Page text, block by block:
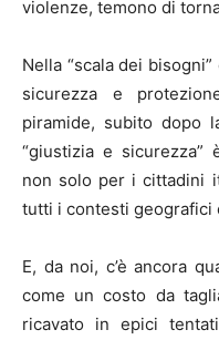
violenze, temono di
Nella “scala dei
sicurezza e
piramide, subito dopo
“giustizia e sicurezza”
non solo per i cittadini
tutti i contesti geografici
E, da noi, c’è ancora
come un costo da
ricavato in epici